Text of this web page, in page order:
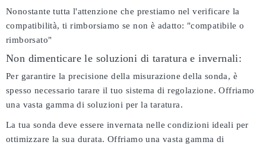
Nonostante tutta l'attenzione che prestiamo nel verificare la
compatibilità, ti rimborsiamo se non è adatto: "compatibile o
rimborsato"
Non dimenticare le soluzioni di taratura e invernali:
Per garantire la precisione della misurazione della sonda, è
spesso necessario tarare il tuo sistema di regolazione. Offriamo
una vasta gamma di soluzioni per la taratura.
La tua sonda deve essere invernata nelle condizioni ideali per
ottimizzare la sua durata. Offriamo una vasta gamma di